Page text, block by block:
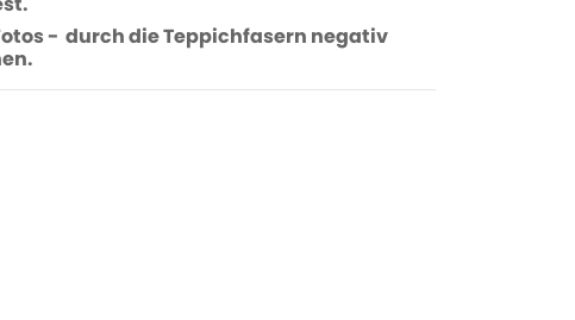
- durch die Teppichfasern negativ